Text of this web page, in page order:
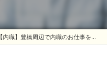
【内職】豊橋周辺で内職のお仕事を探している方募集中！【お仕事の内容】